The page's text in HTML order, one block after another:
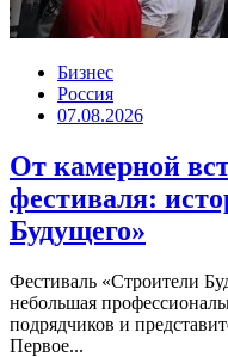
Бизнес
Россия
07.08.2026
От камерной
фестиваля:
Будущего»
Фестиваль «Строители
небольшая
подрядчиков и
Первое...